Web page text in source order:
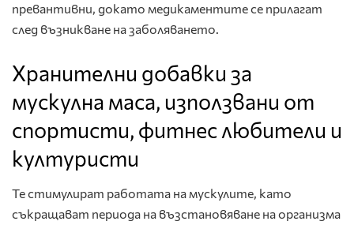
превантивни, докато медикаментите се прилагат
след възникване на заболяването.
Хранителни добавки за
мускулна маса, използвани от
спортисти, фитнес любители и
културисти
Те стимулират работата на мускулите, като
съкращават периода на възстановяване на организма